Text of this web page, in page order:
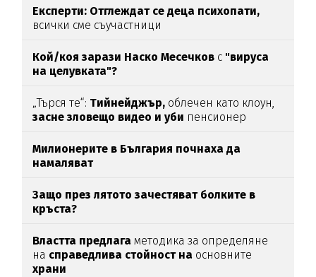
Експерти: Отглеждат се деца психопати,
всички сме съучастници
Кой/коя зарази Наско Месечков с "вируса
на целувката"?
„Търся те“: Тийнейджър, облечен като клоун,
засне зловещо видео и уби пенсионер
Милионерите в България почнаха да
намаляват
Защо през лятото зачестяват болките в
кръста?
Властта предлага методика за определяне
на справедлива стойност на основните
храни